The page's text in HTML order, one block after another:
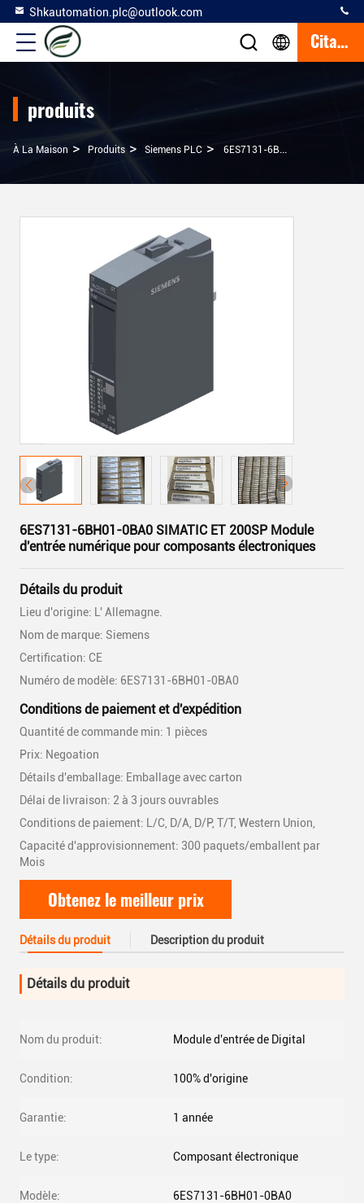
Shkautomation.plc@outlook.com
Citation
produits
À La Maison > Produits > Siemens PLC > 6ES7131-6BH01-0BA0 SIMATIC ET 200SP Module D'entrée Numérique Pour Composants Électroniques
6ES7131-6BH01-0BA0 SIMATIC ET 200SP Module
d'entrée numérique pour composants électroniques
Détails du produit
Lieu d'origine: L' Allemagne.
Nom de marque: Siemens
Certification: CE
Numéro de modèle: 6ES7131-6BH01-0BA0
Conditions de paiement et d'expédition
Quantité de commande min: 1 pièces
Prix: Negoation
Détails d'emballage: Emballage avec carton
Délai de livraison: 2 à 3 jours ouvrables
Conditions de paiement: L/C, D/A, D/P, T/T, Western Union,
Capacité d'approvisionnement: 300 paquets/emballent par
Mois
Obtenez le meilleur prix
Détails du produit Description du produit
Détails du produit
Nom du produit: Module d'entrée de Digital
Condition: 100% d'origine
Garantie: 1 année
Le type: Composant électronique
Modèle: 6ES7131-6BH01-0BA0